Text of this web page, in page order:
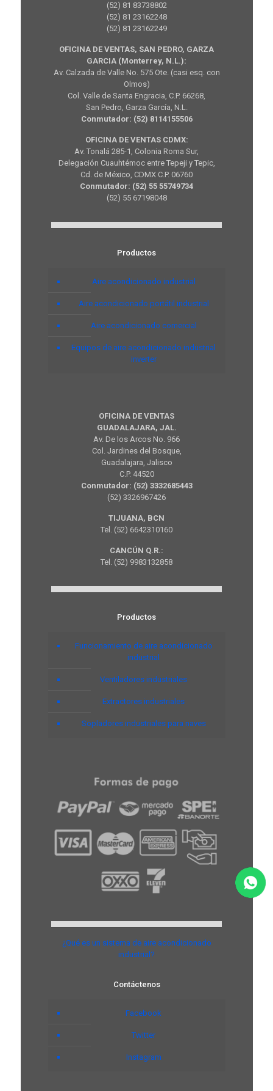
(52) 81 83738802
(52) 81 23162248
(52) 81 23162249
OFICINA DE VENTAS, SAN PEDRO, GARZA
GARCIA (Monterrey, N.L.):
Av. Calzada de Valle No. 575 Ote. (casi esq. con
Olmos)
Col. Valle de Santa Engracia, C.P. 66268,
San Pedro, Garza García, N.L.
Conmutador: (52) 8114155506
OFICINA DE VENTAS CDMX:
Av. Tonalá 285-1, Colonia Roma Sur,
Delegación Cuauhtémoc entre Tepeji y Tepic,
Cd. de México, CDMX C.P. 06760
Conmutador: (52) 55 55749734
(52) 55 67198048
Productos
Aire acondicionado industrial
Aire acondicionado portátil industrial
Aire acondicionado comercial
Equipos de aire acondicionado industrial
inverter
OFICINA DE VENTAS
GUADALAJARA, JAL.
Av. De los Arcos No. 966
Col. Jardines del Bosque,
Guadalajara, Jalisco
C.P. 44520
Conmutador: (52) 3332685443
(52) 3326967426
TIJUANA, BCN
Tel. (52) 6642310160
CANCÚN Q.R.:
Tel. (52) 9983132858
Productos
Funcionamiento de aire acondicionado
industrial
Ventiladores industriales
Extractores industriales
Sopladores industriales para naves
¿Qué es un sistema de aire acondicionado
industrial?
Contáctenos
Facebook
Twitter
Instagram